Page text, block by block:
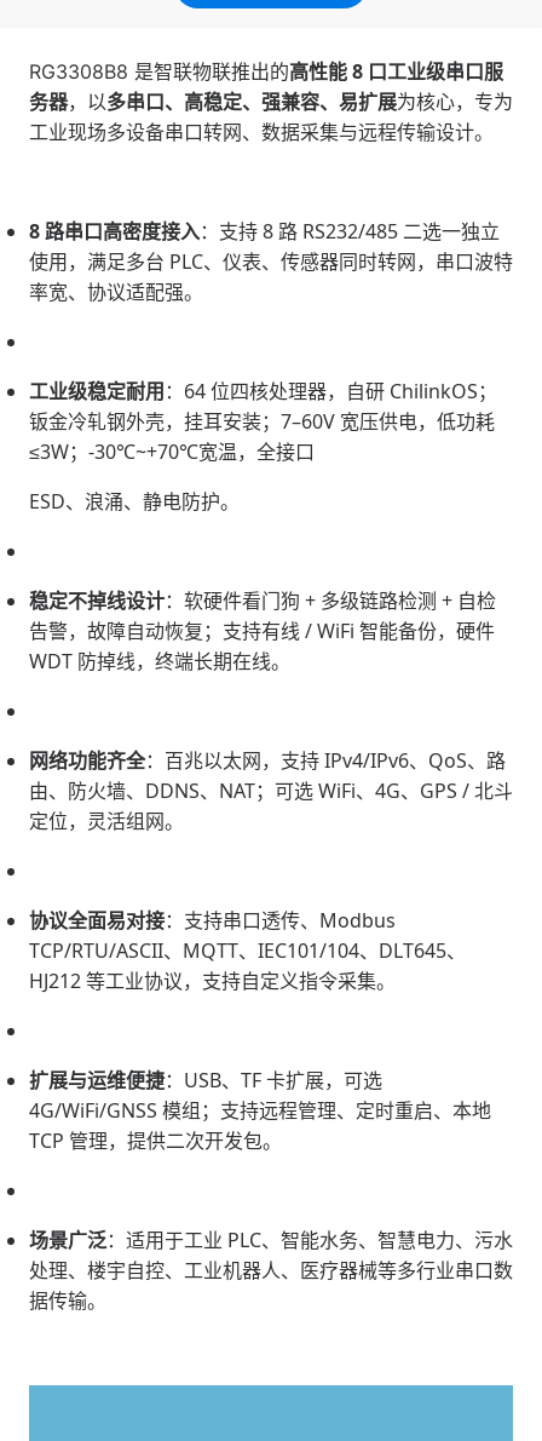
RG3308B8 是智联物联推出的高性能 8 口工业级串口服
务器，以多串口、高稳定、强兼容、易扩展为核心，专为
工业现场多设备串口转网、数据采集与远程传输设计。
8 路串口高密度接入：支持 8 路 RS232/485 二选一独立
使用，满足多台 PLC、仪表、传感器同时转网，串口波特
率宽、协议适配强。
工业级稳定耐用：64 位四核处理器，自研 ChilinkOS；
钣金冷轧钢外壳，挂耳安装；7–60V 宽压供电，低功耗
≤3W；-30℃~+70℃宽温，全接口
ESD、浪涌、静电防护。
稳定不掉线设计：软硬件看门狗 + 多级链路检测 + 自检
告警，故障自动恢复；支持有线 / WiFi 智能备份，硬件
WDT 防掉线，终端长期在线。
网络功能齐全：百兆以太网，支持 IPv4/IPv6、QoS、路
由、防火墙、DDNS、NAT；可选 WiFi、4G、GPS / 北斗
定位，灵活组网。
协议全面易对接：支持串口透传、Modbus
TCP/RTU/ASCII、MQTT、IEC101/104、DLT645、
HJ212 等工业协议，支持自定义指令采集。
扩展与运维便捷：USB、TF 卡扩展，可选
4G/WiFi/GNSS 模组；支持远程管理、定时重启、本地
TCP 管理，提供二次开发包。
场景广泛：适用于工业 PLC、智能水务、智慧电力、污水
处理、楼宇自控、工业机器人、医疗器械等多行业串口数
据传输。